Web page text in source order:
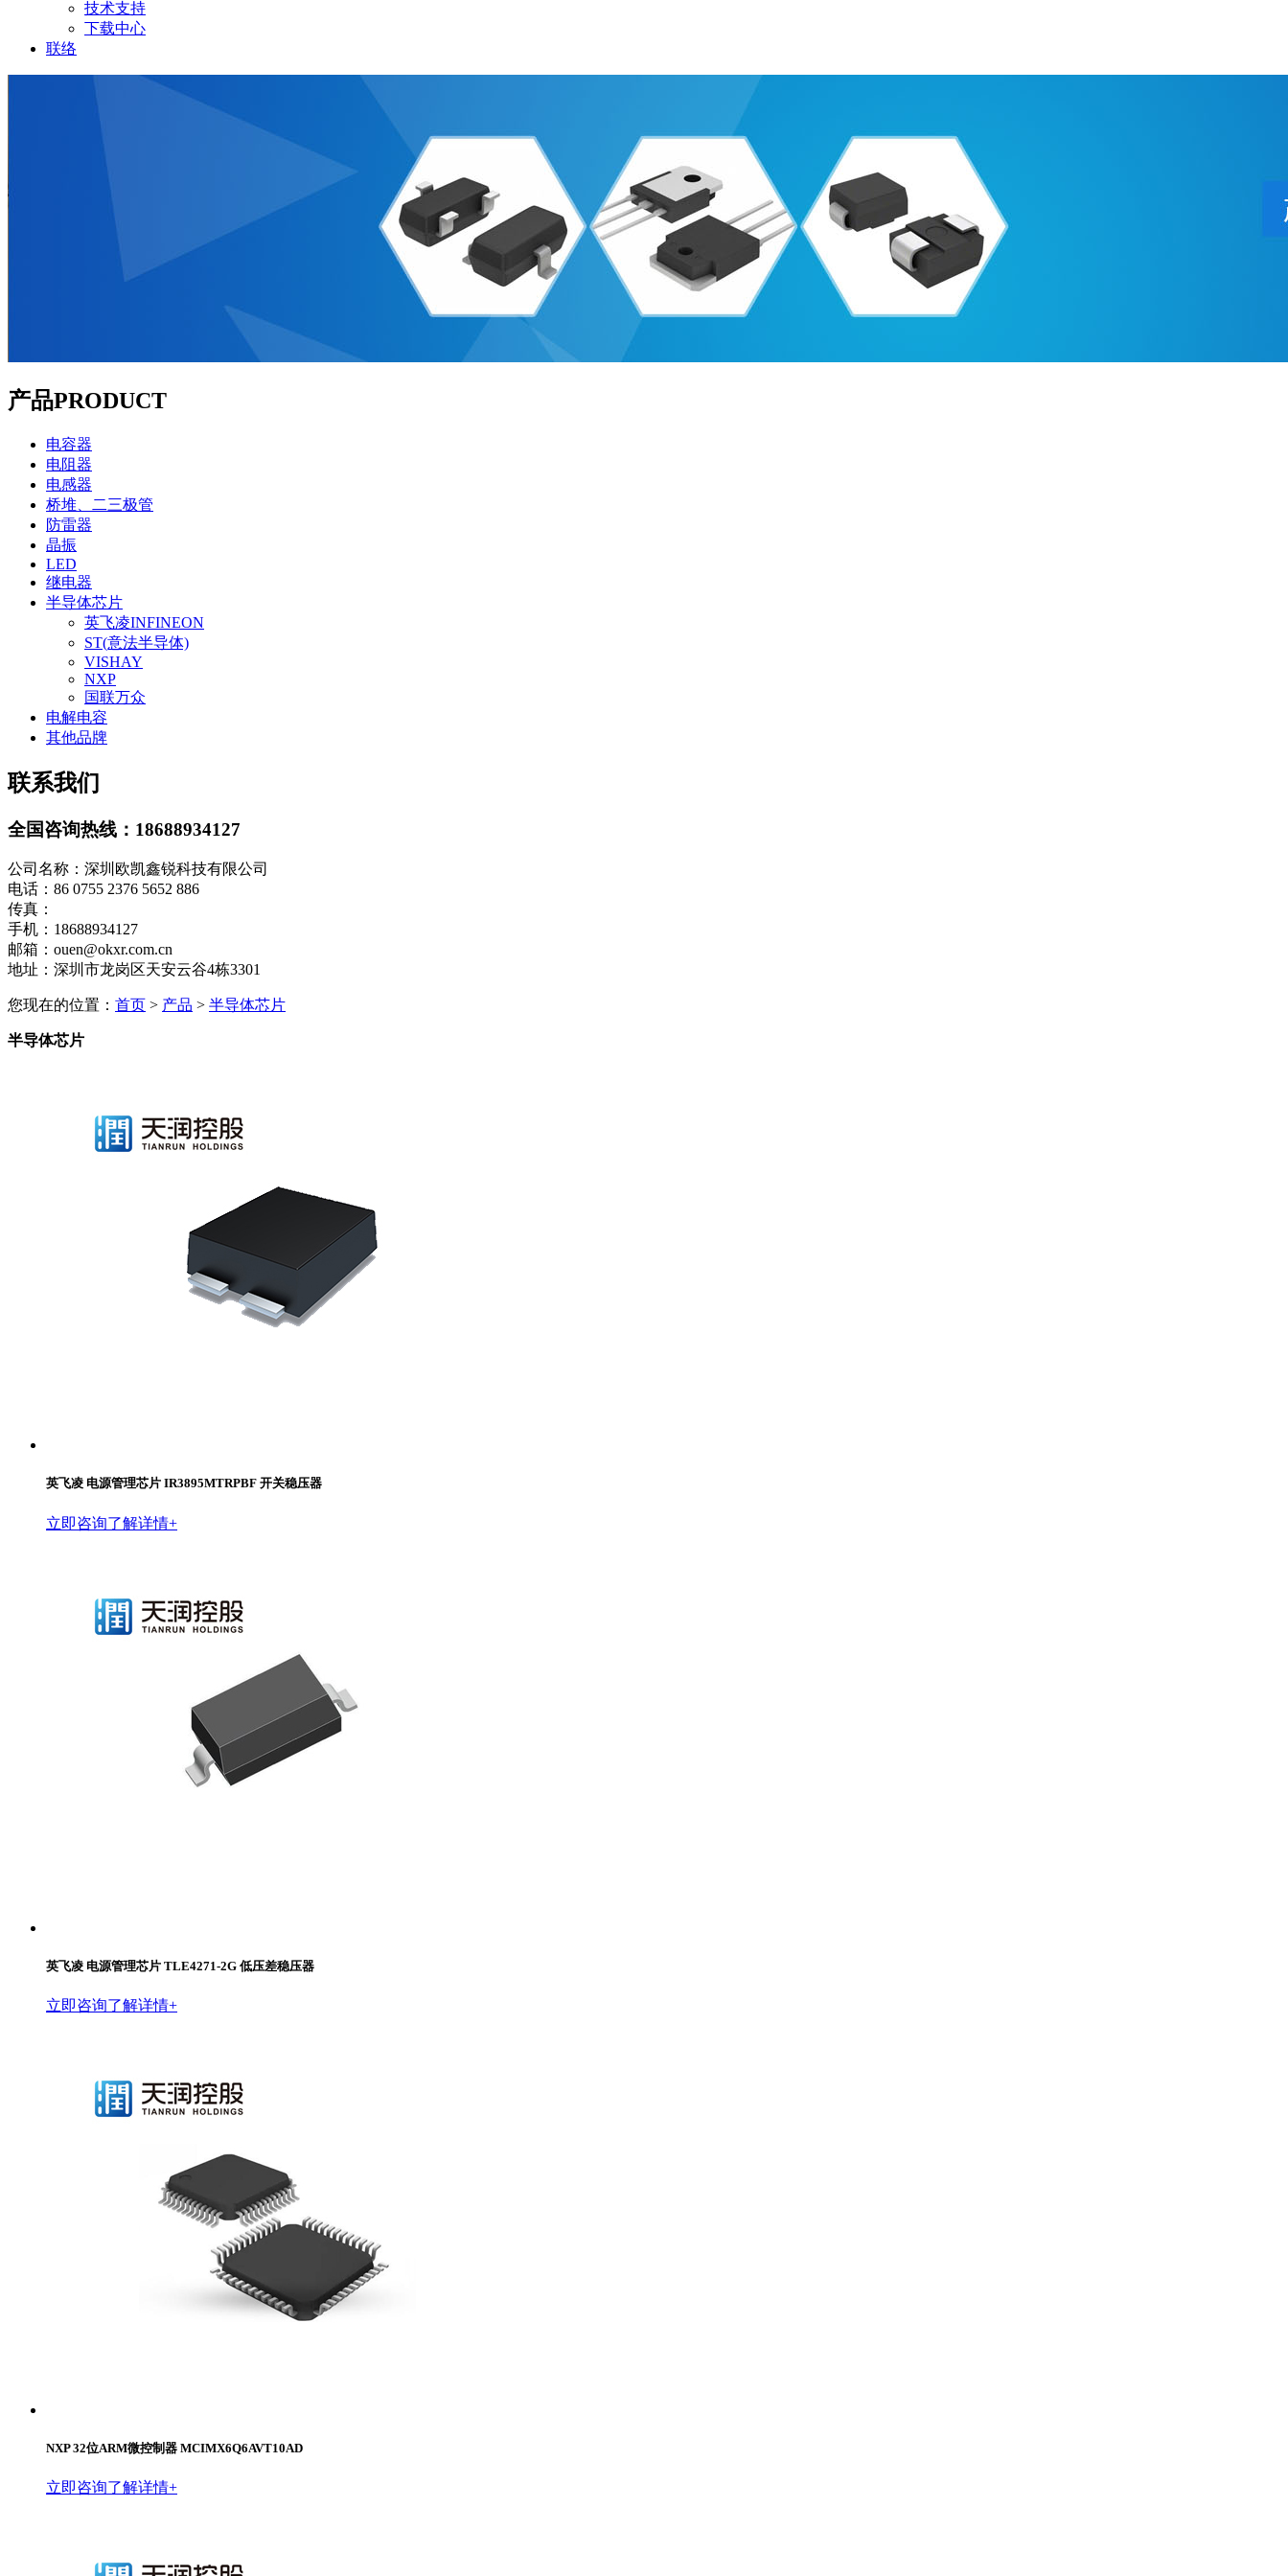
技术支持
下载中心
联络
产品PRODUCT
电容器
电阻器
电感器
桥堆、二三极管
防雷器
晶振
LED
继电器
半导体芯片
英飞凌INFINEON
ST(意法半导体)
VISHAY
NXP
国联万众
电解电容
其他品牌
联系我们
全国咨询热线： 18688934127
公司名称：深圳欧凯鑫锐科技有限公司
电话：86 0755 2376 5652 886
传真：
手机：18688934127
邮箱：ouen@okxr.com.cn
地址：深圳市龙岗区天安云谷4栋3301
您现在的位置： 首页 > 产品 > 半导体芯片
半导体芯片
英飞凌 电源管理芯片 IR3895MTRPBF 开关稳压器
立即咨询了解详情+
英飞凌 电源管理芯片 TLE4271-2G 低压差稳压器
立即咨询了解详情+
NXP 32位ARM微控制器 MCIMX6Q6AVT10AD
立即咨询了解详情+